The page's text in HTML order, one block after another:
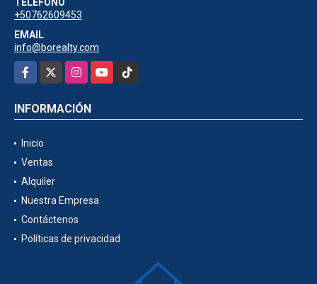
+50762609453
EMAIL
info@borealty.com
Facebook
InstagramYouTubeTikTok
INFORMACIÓN
Inicio
Ventas
Alquiler
Nuestra Empresa
Contáctenos
Políticas de privacidad